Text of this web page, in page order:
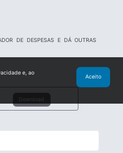
DE DESPESAS E DÁ OUTRAS
Download
e, ao
Aceito